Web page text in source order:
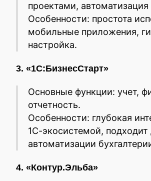
проектами,
Особенности: простота
мобильные приложения,
настройка.
3. «1С:БизнесСтарт»
Основные функции: учет,
отчетность.
Особенности: глубокая
1С-экосистемой, подходит
автоматизации
4. «Контур.Эльба»